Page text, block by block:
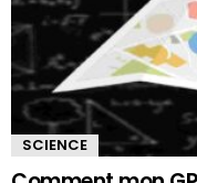
SCIENCE